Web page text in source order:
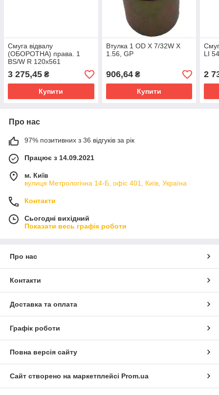
Смуга відвалу
(ОБОРОТНА) права. 1
BS/W R 120x561
3 275,45 ₴
Купити
Втулка 1 OD X 7/32W X
1.56, GP
906,64₴
Купити
LI
2
Про нас
97% позитивних з 36 відгуків за рік
Працює з 14.09.2021
м. Київ
вулиця Метрологічна 14-Б, офіс 401, Київ, Україна
Контакти
Сьогодні вихідний
Показати весь графік роботи
Про нас
Контакти
Доставка та оплата
Графік роботи
Повна версія сайту
Сайт створено на маркетплейсі Prom.ua